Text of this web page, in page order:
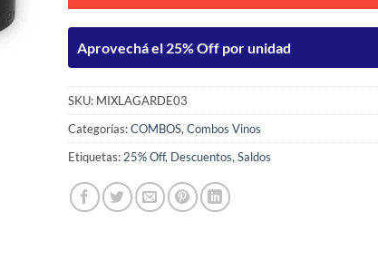
Aprovechá el 25% Off por unidad
SKU: MIXLAGARDE03
Categorías:COMBOS,Combos Vinos
Etiquetas:25% Off, Descuentos,Saldos